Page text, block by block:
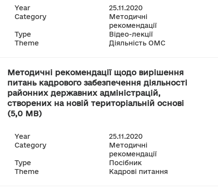
Year
25.11.2020
Category
Методичні
рекомендації
Type
Відео-лекції
Theme
Діяльність ОМС
Методичні рекомендації щодо вирішення
питань кадрового забезпечення діяльності
районних державних адміністрацій,
створених на новій територіальній основі
(5,0 MB)
Year
25.11.2020
Category
Методичні
рекомендації
Type
Посібник
Theme
Кадрові питання